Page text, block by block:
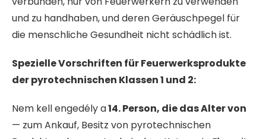
und zu handhaben, und deren Geräuschpegel für
die menschliche Gesundheit nicht schädlich ist.
Spezielle Vorschriften für Feuerwerksprodukte
der pyrotechnischen Klassen 1 und 2:
Nem kell engedély a14. Person, die das Alter von
— zum Ankauf, Besitz von pyrotechnischen